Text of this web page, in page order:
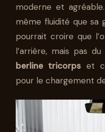
moderne et
même fluidité que sa
pourrait croire que
l’arrière, mais pas
berline tricorpset
pour le chargement